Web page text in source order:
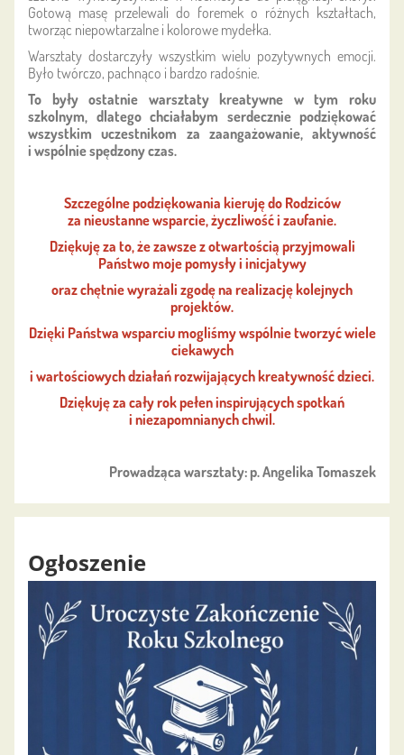
Gotową masę przelewali do foremek o różnych kształtach,
tworząc niepowtarzalne i kolorowe mydełka.
Warsztaty dostarczyły wszystkim wielu pozytywnych emocji.
Było twórczo, pachnąco i bardzo radośnie.
To były ostatnie warsztaty kreatywne w tym roku
szkolnym, dlatego chciałabym serdecznie podziękować
wszystkim uczestnikom za zaangażowanie, aktywność
i wspólnie spędzony czas.
Szczególne podziękowania kieruję do Rodziców
za nieustanne wsparcie, życzliwość i zaufanie.
Dziękuję za to, że zawsze z otwartością przyjmowali
Państwo moje pomysły i inicjatywy
oraz chętnie wyrażali zgodę na realizację kolejnych
projektów.
Dzięki Państwa wsparciu mogliśmy wspólnie tworzyć wiele
ciekawych
i wartościowych działań rozwijających kreatywność dzieci.
Dziękuję za cały rok pełen inspirujących spotkań
i niezapomnianych chwil.
Prowadząca warsztaty: p. Angelika Tomaszek
Ogłoszenie